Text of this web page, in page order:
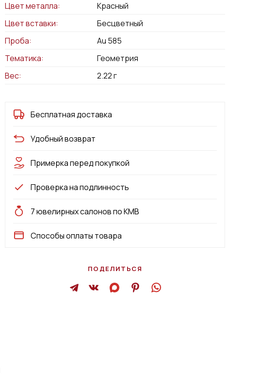
Цвет металла:
Красный
Цвет вставки:
Бесцветный
Проба:
Au 585
Тематика:
Геометрия
Вес:
2.22г
Бесплатная доставка
Удобный возврат
Примерка перед покупкой
Проверка на подлинность
7 ювелирных салонов по КМВ
Способы оплаты товара
ПОДЕЛИТЬСЯ